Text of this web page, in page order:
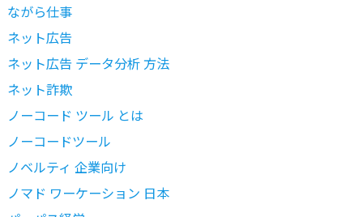
ながら仕事
ネット広告
ネット広告 データ分析 方法
ネット詐欺
ノーコード ツール とは
ノーコードツール
ノベルティ 企業向け
ノマド ワーケーション 日本